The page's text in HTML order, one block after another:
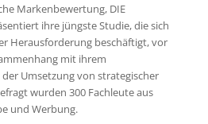
Markenbewertung, DIE
ihre jüngste Studie, die sich
Herausforderung beschäftigt, vor
mit ihrem
Umsetzung von strategischer
wurden 300 Fachleute aus
und Werbung.